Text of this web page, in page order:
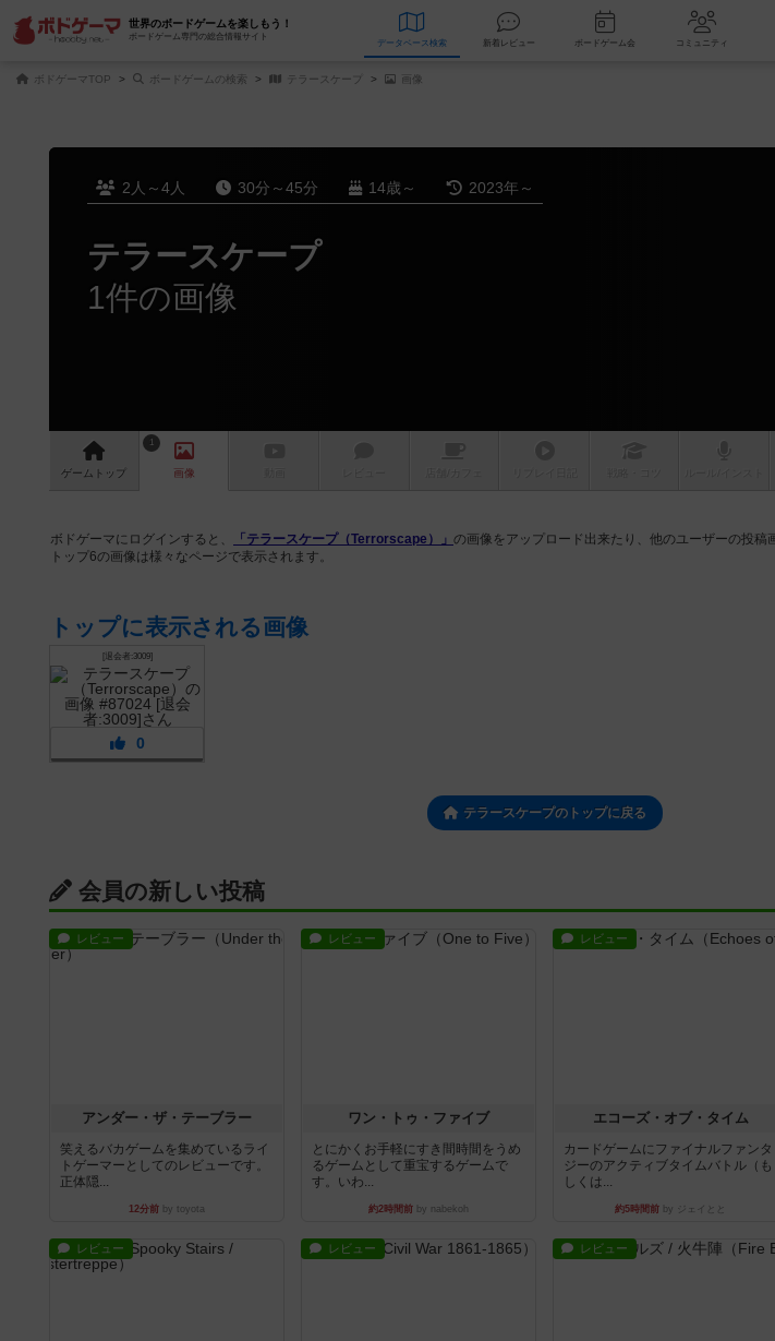
世界のボードゲームを楽しもう！
ボードゲーム専門の総合情報サイト
データベース 検索 新着レビュー ボードゲーム会 コミ
ボドゲーマTOP ボードゲームの検索 テラースケープ 画像
2人～4人 30分～45分 14歳～ 2023年～
テラースケープ
1件の画像
ゲーム トップ
1
画像
ボドゲーマにログインすると、 「テラースケープ（Terrorscape）」 の画像をアップロード出来たり、他のユーザーの投稿
トップ6の画像は様々なページで表示されます。
トップに表示される画像
[退会者:3009]
0
テラースケープのトップに戻る
会員の新しい投稿
レビュー
アンダー・ザ・テーブラー
笑えるバカゲームを集めているライ
トゲーマーとしてのレビューです。
正体隠...
12分前 by toyota
レビュー
ワン・トゥ・ファイブ
とにかくお手軽にすき間時間をうめ
るゲームとして重宝するゲームで
す。いわ...
約2時間前 by nabekoh
レビュー
エコーズ・オブ・タイム
カードゲームにファイナルファンタ
ジーのアクティブタイムバトル（も
しくは...
約5時間前 by ジェイとと
レビュー レビュー レビュー